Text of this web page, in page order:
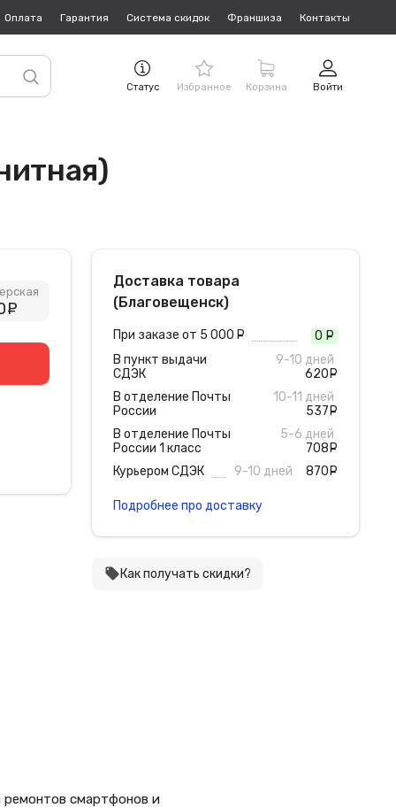
Оплата Гарантия Система скидок Франшиза Контакты
Статус Избранное Корзина Войти
Доставка товара
(Благовещенск)
При заказе от 5 000 0
В пункт выдачи
СДЭК
9-10 дней
620
В отделение Почты
России
10-11 дней
537
В отделение Почты
России 1 класс
5-6 дней
708
Курьером СДЭК
9-10 дней 870
Подробнее про доставку
local_offerКак получать скидки?
ремонтов смартфонов и